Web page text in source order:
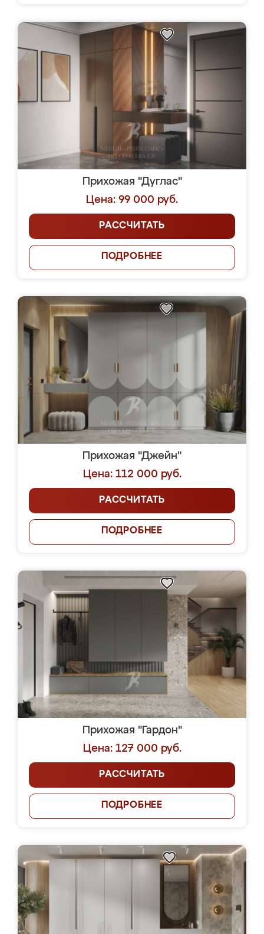
Прихожая "Дуглас"
Цена: 99 000 руб.
РАССЧИТАТЬ
ПОДРОБНЕЕ
Прихожая "Джейн"
Цена: 112 000 руб.
РАССЧИТАТЬ
ПОДРОБНЕЕ
Прихожая "Гардон"
Цена: 127 000 руб.
РАССЧИТАТЬ
ПОДРОБНЕЕ